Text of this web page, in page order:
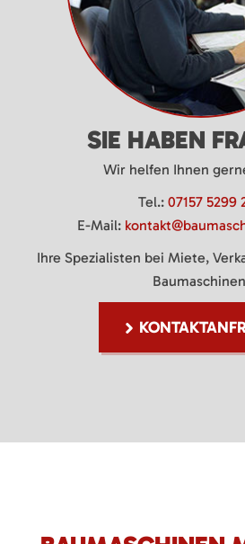
SIE HABEN
Wir helfen Ihnen
Tel.: 07157 5299
E-Mail:
Ihre Spezialisten bei Miete,